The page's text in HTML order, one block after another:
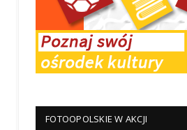
FOTOOPOLSKIE W AKCJI